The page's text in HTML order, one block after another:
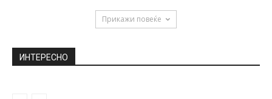
Прикажи повеќе
ИНТЕРЕСНО